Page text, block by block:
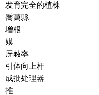
发育完全的植株
喬萬縣
增根
嫫
屏蔽率
引体向上杆
成批处理器
推